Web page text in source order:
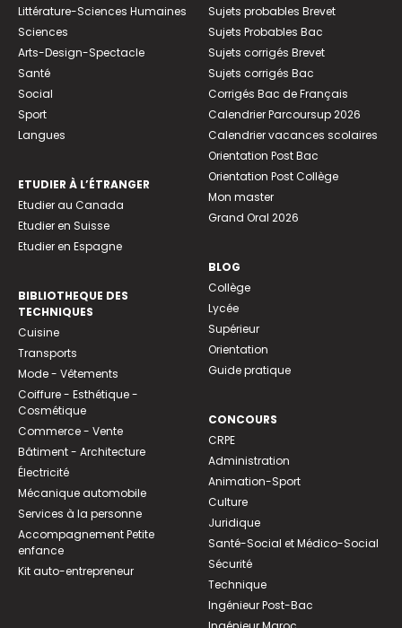
Littérature-Sciences Humaines
Sciences
Arts-Design-Spectacle
Santé
Social
Sport
Langues
ETUDIER À L’ÉTRANGER
Etudier au Canada
Etudier en Suisse
Etudier en Espagne
BIBLIOTHEQUE DES
TECHNIQUES
Cuisine
Transports
Mode - Vêtements
Coiffure - Esthétique -
Cosmétique
Commerce - Vente
Bâtiment - Architecture
Électricité
Mécanique automobile
Services à la personne
Accompagnement Petite
enfance
Kit auto-entrepreneur
Sujets probables Brevet
Sujets Probables Bac
Sujets corrigés Brevet
Sujets corrigés Bac
Corrigés Bac de Français
Calendrier Parcoursup 2026
Calendrier vacances scolaires
Orientation Post Bac
Orientation Post Collège
Mon master
Grand Oral 2026
BLOG
Collège
Lycée
Supérieur
Orientation
Guide pratique
CONCOURS
CRPE
Administration
Animation-Sport
Culture
Juridique
Santé-Social et Médico-Social
Sécurité
Technique
Ingénieur Post-Bac